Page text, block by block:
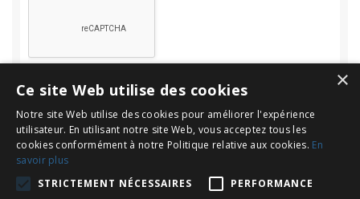
Rechercher
Rechercher :
×
Ce site Web utilise des cookies
Notre site Web utilise des cookies pour améliorer l'expérience
utilisateur. En utilisant notre site Web, vous acceptez tous les
cookies conformément à notre Politique relative aux cookies. En
savoir plus
STRICTEMENT NÉCESSAIRES
PERFORMANCE